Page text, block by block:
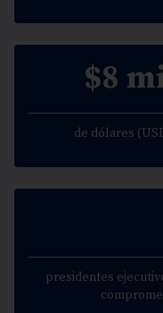
$8
de dólares
presidentes